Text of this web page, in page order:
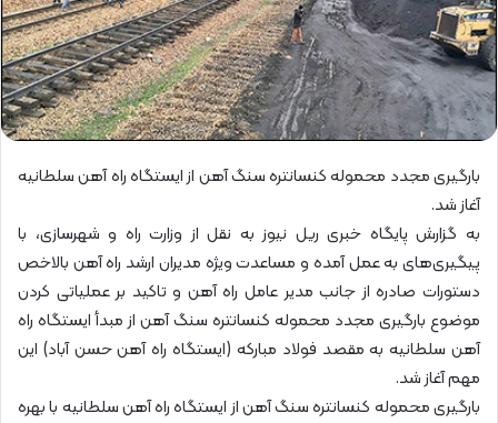
بارگیری مجدد محموله کنسانتره سنگ آهن از ایستگاه راه آهن سلطانیه
آغاز شد.
به گزارش پایگاه خبری ریل نیوز به نقل از وزارت راه و شهرسازی، با
پیگیری‌های به عمل آمده و مساعدت ویژه مدیران ارشد راه آهن بالاخص
دستورات صادره از جانب مدیر عامل راه آهن و تاکید بر عملیاتی کردن
موضوع بارگیری مجدد محموله کنسانتره سنگ آهن از مبدأ ایستگاه راه
آهن سلطانیه به مقصد فولاد مبارکه (ایستگاه راه آهن حسن آباد) این
مهم آغاز شد.
بارگیری محموله کنسانتره سنگ آهن از ایستگاه راه آهن سلطانیه با بهره